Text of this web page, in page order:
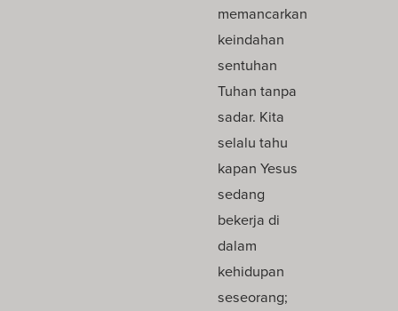
memancarkan
keindahan
sentuhan
Tuhan tanpa
sadar. Kita
selalu tahu
kapan Yesus
sedang
bekerja di
dalam
kehidupan
seseorang;